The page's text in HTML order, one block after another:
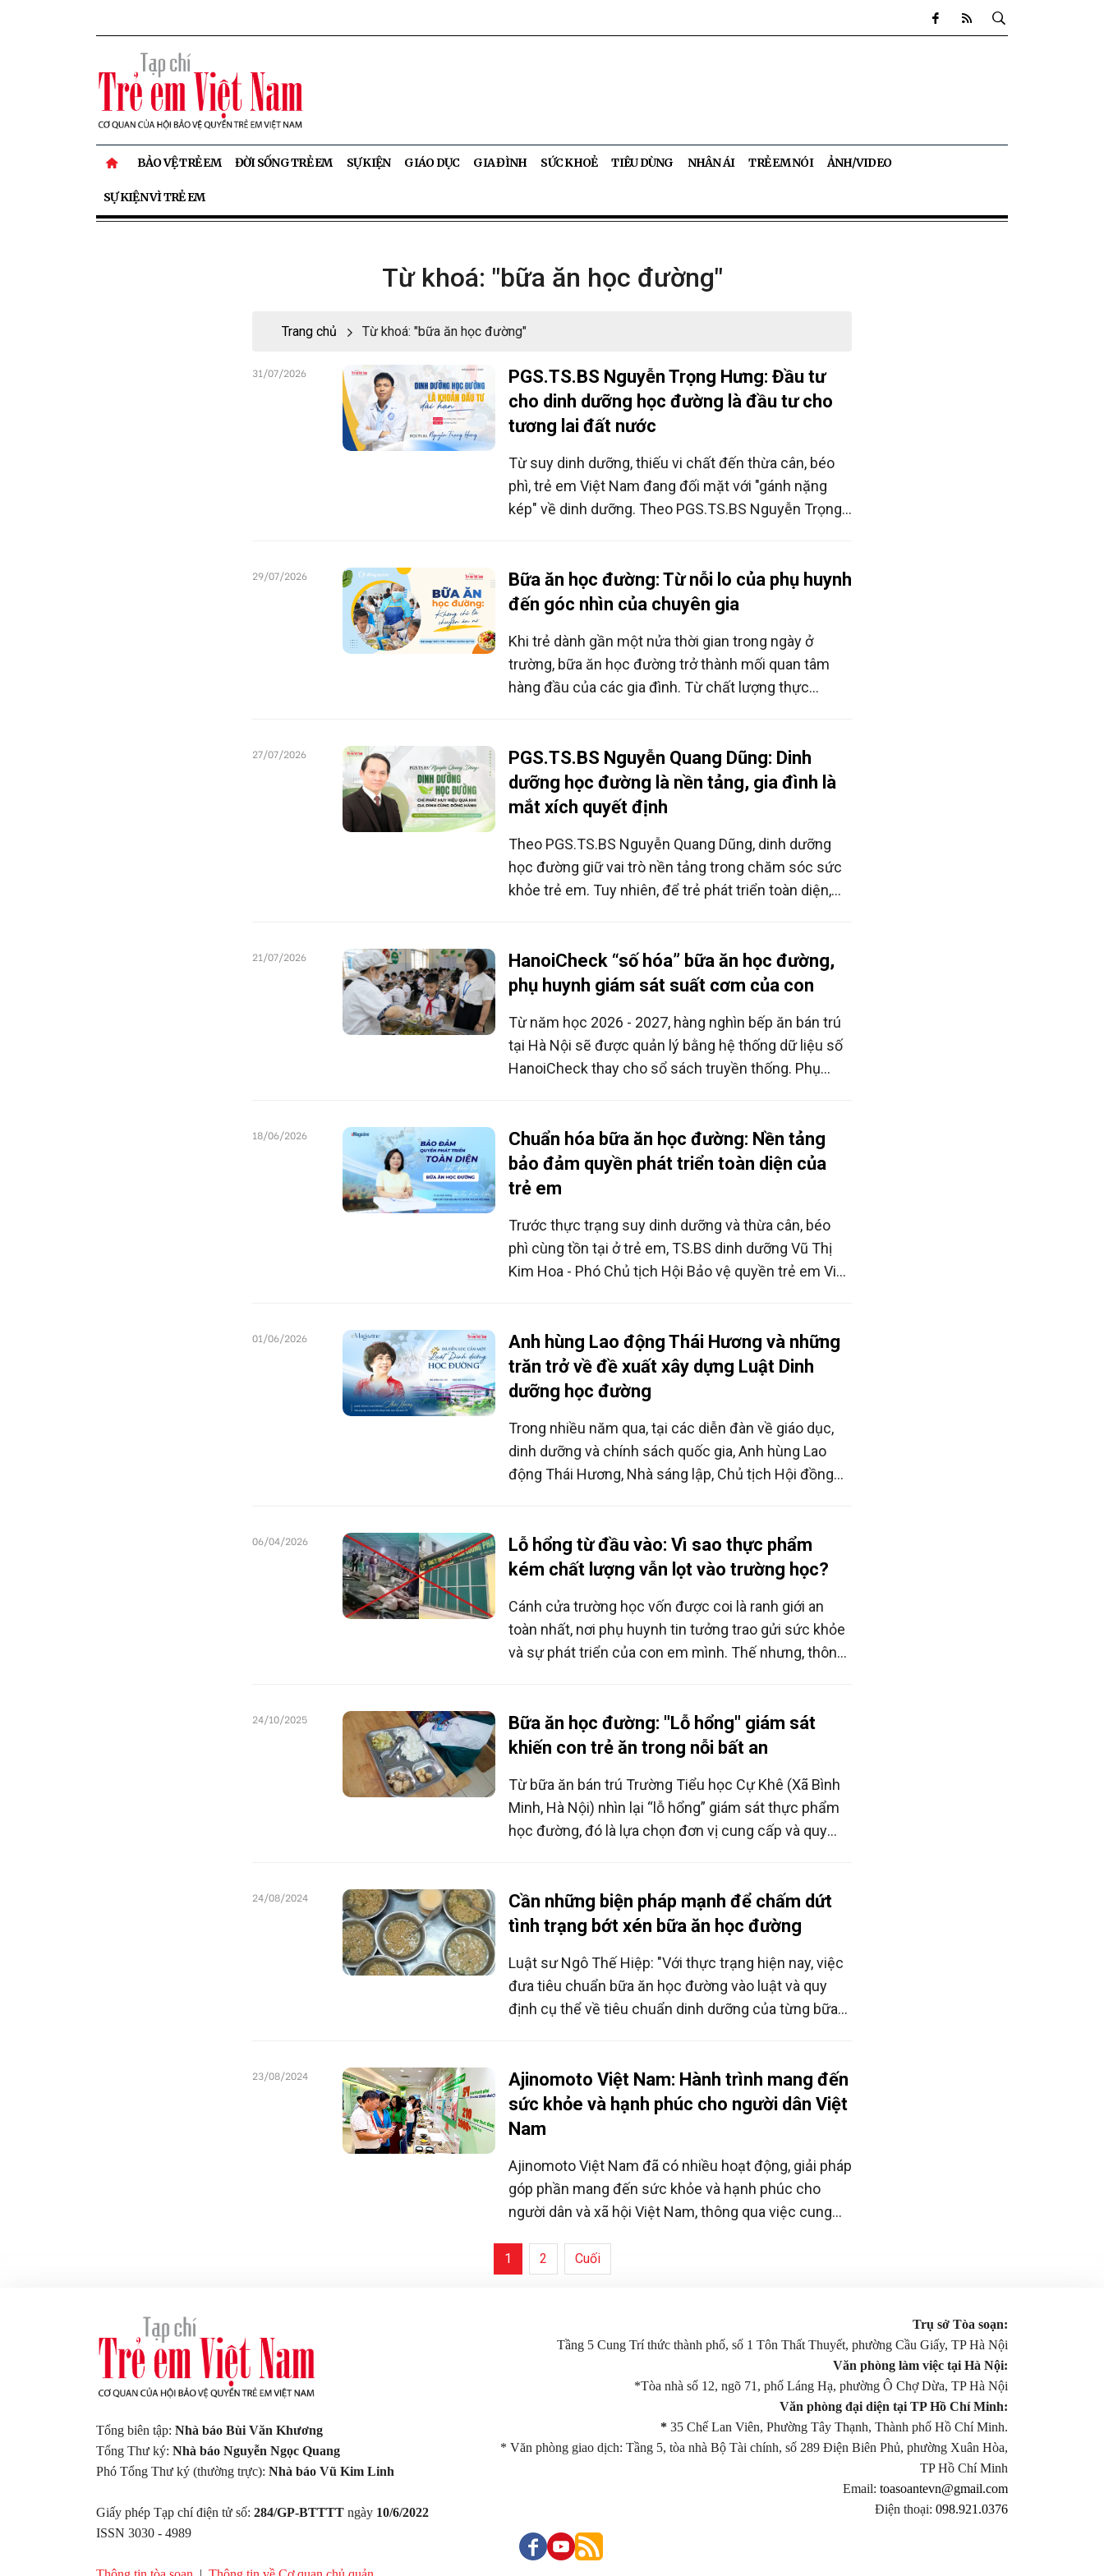
BẢO VỆ TRẺ EM ĐỜI SỐNG TRẺ EM SỰ KIỆN GIÁO DỤC GIA ĐÌNH SỨC KHOẺ TIÊU DÙNG NHÂN ÁI TRẺ EM NÓI ẢNH/VIDEO
SỰ KIỆN VÌ TRẺ EM
Từ khoá: "bữa ăn học đường"
Trang chủ Từ khoá: "bữa ăn học đường"
PGS.TS.BS Nguyễn Trọng Hưng: Đầu tư
cho dinh dưỡng học đường là đầu tư cho
tương lai đất nước
Từ suy dinh dưỡng, thiếu vi chất đến thừa cân, béo
phì, trẻ em Việt Nam đang đối mặt với "gánh nặng
kép" về dinh dưỡng. Theo PGS.TS.BS Nguyễn Trọng
đầu tư dài hạn cho sức khỏe, trí tuệ và chất lượng
nguồn nhân lực tương lai.
31/07/2026
Bữa ăn học đường: Từ nỗi lo của phụ huynh
đến góc nhìn của chuyên gia
Khi trẻ dành gần một nửa thời gian trong ngày ở
trường, bữa ăn học đường trở thành mối quan tâm
hàng đầu của các gia đình. Từ chất lượng thực
muốn bữa ăn học đường không chỉ giúp con no bụng
mà còn là nền tảng để phát triển toàn diện.
29/07/2026
PGS.TS.BS Nguyễn Quang Dũng: Dinh
dưỡng học đường là nền tảng, gia đình là
mắt xích quyết định
Theo PGS.TS.BS Nguyễn Quang Dũng, dinh dưỡng
học đường giữ vai trò nền tảng trong chăm sóc sức
khỏe trẻ em. Tuy nhiên, để trẻ phát triển toàn diện,
27/07/2026
HanoiCheck “số hóa” bữa ăn học đường,
phụ huynh giám sát suất cơm của con
Từ năm học 2026 - 2027, hàng nghìn bếp ăn bán trú
tại Hà Nội sẽ được quản lý bằng hệ thống dữ liệu số
HanoiCheck thay cho sổ sách truyền thống. Phụ
trong 5 nhiệm vụ trọng tâm thuộc Chiến dịch 100
ngày tăng tốc chuyển đổi số của Thành phố.
21/07/2026
Chuẩn hóa bữa ăn học đường: Nền tảng
bảo đảm quyền phát triển toàn diện của
trẻ em
Trước thực trạng suy dinh dưỡng và thừa cân, béo
phì cùng tồn tại ở trẻ em, TS.BS dinh dưỡng Vũ Thị
Kim Hoa - Phó Chủ tịch Hội Bảo vệ quyền trẻ em Việt
bằng trong tiếp cận dinh dưỡng và xây dựng môi
trường thực phẩm lành mạnh là những nhiệm vụ cốt
lõi cần được ưu tiên.
18/06/2026
Anh hùng Lao động Thái Hương và những
trăn trở về đề xuất xây dựng Luật Dinh
dưỡng học đường
Trong nhiều năm qua, tại các diễn đàn về giáo dục,
dinh dưỡng và chính sách quốc gia, Anh hùng Lao
động Thái Hương, Nhà sáng lập, Chủ tịch Hội đồng
dưỡng cho trẻ em Việt Nam ngay từ trường học.
01/06/2026
Lỗ hổng từ đầu vào: Vì sao thực phẩm
kém chất lượng vẫn lọt vào trường học?
Cánh cửa trường học vốn được coi là ranh giới an
toàn nhất, nơi phụ huynh tin tưởng trao gửi sức khỏe
và sự phát triển của con em mình. Thế nhưng, thông
huynh đặt ra câu hỏi: Vì sao thực phẩm kém chất
lượng vẫn vượt qua các khâu kiểm soát để vào bữa
06/04/2026
Bữa ăn học đường: "Lỗ hổng" giám sát
khiến con trẻ ăn trong nỗi bất an
Từ bữa ăn bán trú Trường Tiểu học Cự Khê (Xã Bình
Minh, Hà Nội) nhìn lại “lỗ hổng” giám sát thực phẩm
học đường, đó là lựa chọn đơn vị cung cấp và quy
24/10/2025
Cần những biện pháp mạnh để chấm dứt
tình trạng bớt xén bữa ăn học đường
Luật sư Ngô Thế Hiệp: "Với thực trạng hiện nay, việc
đưa tiêu chuẩn bữa ăn học đường vào luật và quy
định cụ thể về tiêu chuẩn dinh dưỡng của từng bữa
24/08/2024
Ajinomoto Việt Nam: Hành trình mang đến
sức khỏe và hạnh phúc cho người dân Việt
Nam
Ajinomoto Việt Nam đã có nhiều hoạt động, giải pháp
góp phần mang đến sức khỏe và hạnh phúc cho
người dân và xã hội Việt Nam, thông qua việc cung
trị.
23/08/2024
1 2 Cuối
Tổng biên tập: Nhà báo Bùi Văn Khương
Tổng Thư ký: Nhà báo Nguyễn Ngọc Quang
Phó Tổng Thư ký (thường trực): Nhà báo Vũ Kim Linh
Giấy phép Tạp chí điện tử số: 284/GP-BTTTT ngày 10/6/2022
ISSN 3030 - 4989
Trụ sở Tòa soạn:
Tầng 5 Cung Trí thức thành phố, số 1 Tôn Thất Thuyết, phường Cầu Giấy, TP Hà Nội
Văn phòng làm việc tại Hà Nội:
*Tòa nhà số 12, ngõ 71, phố Láng Hạ, phường Ô Chợ Dừa, TP Hà Nội
Văn phòng đại diện tại TP Hồ Chí Minh:
* 35 Chế Lan Viên, Phường Tây Thạnh, Thành phố Hồ Chí Minh.
* Văn phòng giao dịch: Tầng 5, tòa nhà Bộ Tài chính, số 289 Điện Biên Phủ, phường Xuân Hòa,
TP Hồ Chí Minh
Email: toasoantevn@gmail.com
Điện thoại: 098.921.0376